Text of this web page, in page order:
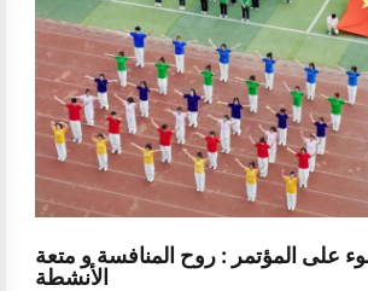
على المؤتمر : روح المنافسة و متعة
الأنشطة